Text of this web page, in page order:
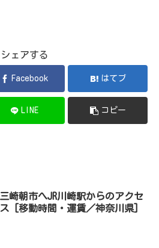
シェアする
Facebook はてブ
LINE コピー
三崎朝市へJR川崎駅からのアクセ
ス [移動時間・運賃／神奈川県]